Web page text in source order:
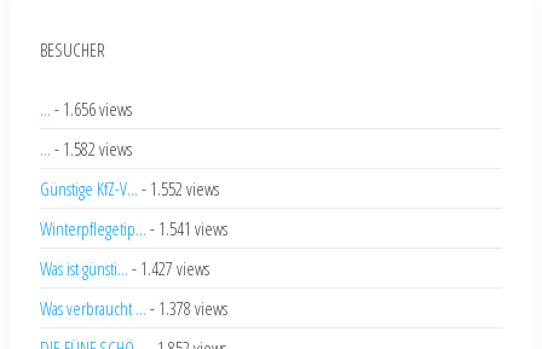
BESUCHER
... - 1.656 views
... - 1.582 views
Günstige KfZ-V... - 1.552 views
Winterpflegetip... - 1.541 views
Was ist günsti... - 1.427 views
Was verbraucht ... - 1.378 views